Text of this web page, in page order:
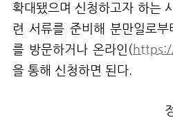
확대됐으며 신청하고자 하는
련 서류를 준비해 분만일로부
를 방문하거나 온라인 (
을 통해 신청하면 된다.